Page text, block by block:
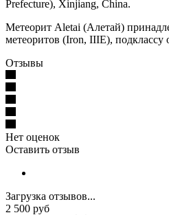
Prefecture), Xinjiang, China.
Метеорит Aletai (Алетай)
метеоритов (Iron, IIIE), подклассу
Отзывы
Нет оценок
Оставить отзыв
Загрузка отзывов...
2 500 руб